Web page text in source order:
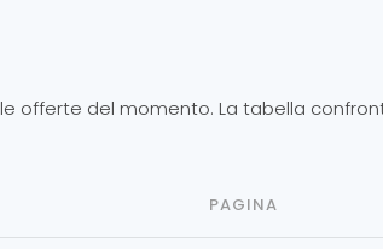
offerte del momento. La tabella
PAGINA